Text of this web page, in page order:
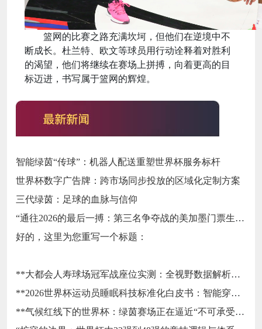
篮网的比赛之路充满坎坷，但他们在逆境中不
断成长。杜兰特、欧文等球员用行动诠释着对胜利
的渴望，他们将继续在赛场上拼搏，向着更高的目
标迈进，书写属于篮网的辉煌。
智能绿茵“传球”：机器人配送重塑世界杯服务标杆
世界杯数字广告牌：跨市场同步投放的区域化定制方案
三代绿茵：足球的血脉与信仰
“通往2026的最后一搏：第三名争夺战的美加墨门票生死局”
好的，这里为您重写一个标题：
**大都会人寿球场冠军战座位实测：全视野数据解析与等级精准评估**
**2026世界杯运动员睡眠科技标准化白皮书：智能穿戴监测标准与认证体系框架**
**气候红线下的世界杯：绿茵赛场正在逼近“不可承受之热”**